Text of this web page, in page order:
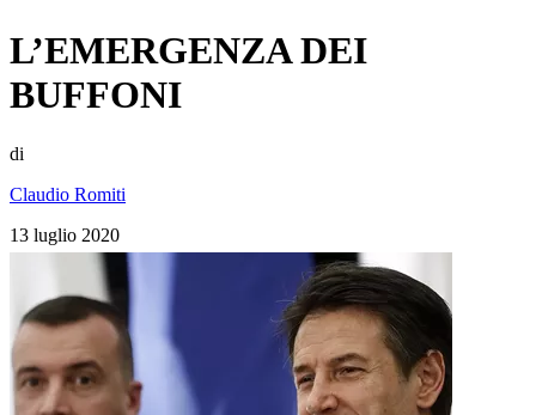
L’EMERGENZA DEI
BUFFONI
di
Claudio Romiti
13 luglio 2020